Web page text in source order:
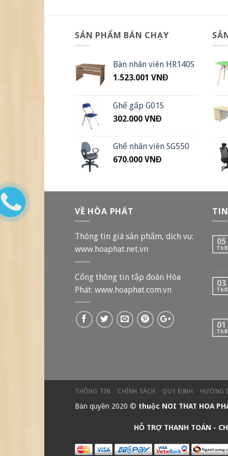
SẢN PHẨM BÁN CHẠY
Bàn nhân viên HR140S
1.523.001 VNĐ
Ghế gấp G01S
302.000 VNĐ
Ghế nhân viên SG550
670.000 VNĐ
VỀ HÒA PHÁT
Thông tin giá sản phẩm, dịch vụ:
www.hoaphat.net.vn
Cổng thông tin tập đoàn Hòa
Phát: www.hoaphat.com.vn
05
Th8
03
Th8
01
Th8
THÔNG TIN CHÍNH SÁCH QUY ĐỊNH HƯỚNG
Bản quyền 2020 © thuộc NOI THAT HOA
HỖ TRỢ THANH TOÁN -